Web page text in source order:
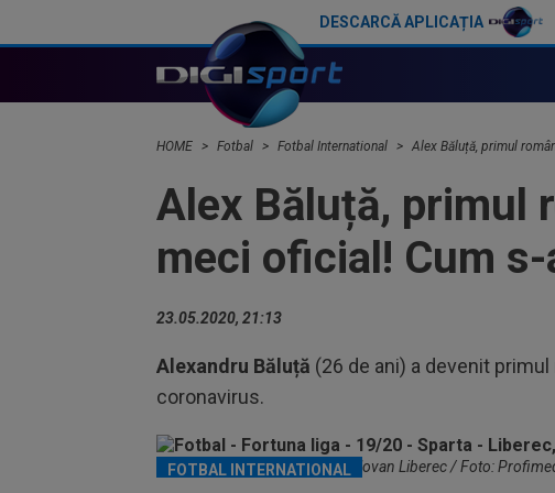
DESCARCĂ APLICAȚIA
HOME Fotbal Fotbal International Alex Băluță, primul
Alex Băluță, primul
meci oficial! Cum
23.05.2020, 21:13
Alexandru Băluță (26 de ani) a devenit
coronavirus.
FOTBAL INTERNATIONAL
Alexandru Băluță, în tricoul lui Slovan Liberec / Foto: